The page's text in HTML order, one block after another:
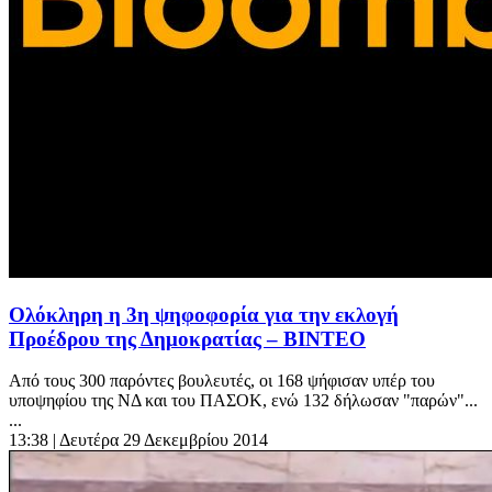
Ολόκληρη η 3η ψηφοφορία για την εκλογή
Προέδρου της Δημοκρατίας – ΒΙΝΤΕΟ
Aπό τους 300 παρόντες βουλευτές, οι 168 ψήφισαν υπέρ του
υποψηφίου της ΝΔ και του ΠΑΣΟΚ, ενώ 132 δήλωσαν "παρών"...
...
13:38 | Δευτέρα 29 Δεκεμβρίου 2014